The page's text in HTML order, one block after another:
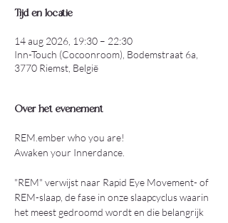
Tijd en locatie
14 aug 2026, 19:30 – 22:30
Inn-Touch (Cocoonroom), Bodemstraat 6a,
3770 Riemst, België
Over het evenement
REM.ember who you are!
Awaken your Innerdance.
"REM" verwijst naar Rapid Eye Movement- of
REM-slaap, de fase in onze slaapcyclus waarin
het meest gedroomd wordt en die belangrijk